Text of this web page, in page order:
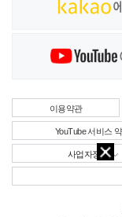
이용약관
YouTube 서비스
사업자정보